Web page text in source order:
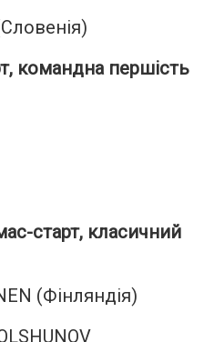
командна першість
старт, класичний
(Фінляндія)